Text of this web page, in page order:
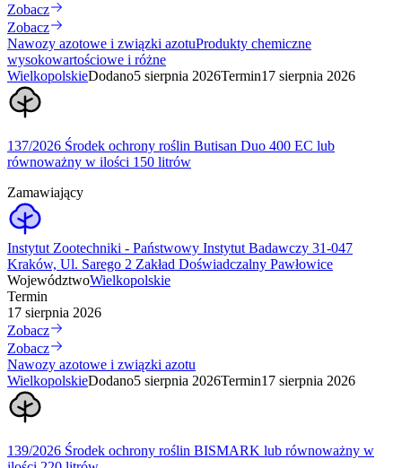
Zobacz
Zobacz
Nawozy azotowe i związki azotuProdukty chemiczne
wysokowartościowe i różne
WielkopolskieDodano5 sierpnia 2026Termin17 sierpnia 2026
137/2026 Środek ochrony roślin Butisan Duo 400 EC lub
równoważny w ilości 150 litrów
Zamawiający
Instytut Zootechniki - Państwowy Instytut Badawczy 31-047
Kraków, Ul. Sarego 2 Zakład Doświadczalny Pawłowice
WojewództwoWielkopolskie
Termin
17 sierpnia 2026
Zobacz
Zobacz
Nawozy azotowe i związki azotu
WielkopolskieDodano5 sierpnia 2026Termin17 sierpnia 2026
139/2026 Środek ochrony roślin BISMARK lub równoważny w